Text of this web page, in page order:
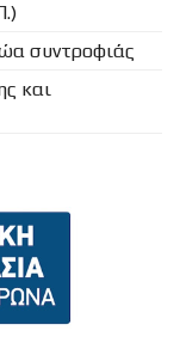
συντροφιάς
και